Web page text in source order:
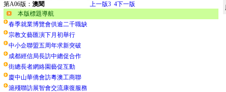
第A06版： 澳聞 上一版3 4下一版
本版標題導航
春季就業博覽會供逾二千職缺
宗教文藝匯演下月初舉行
中小企聯盟五周年求新突破
成都經信局長訪中總促合作
街總長者網絡園藝促互動
廈中山華僑會訪粵澳工商聯
滬殘聯訪展智會交流康復服務